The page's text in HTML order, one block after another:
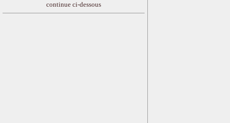
continue ci-dessous